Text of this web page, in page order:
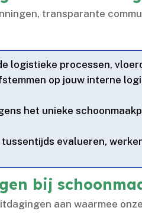
transparante
logistieke processen,
op jouw interne
het unieke
evalueren,
bij
aan waarmee